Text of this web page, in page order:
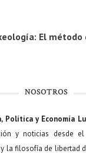
El método
NOSOTROS
Política y Economía
y noticias desde
la filosofía de libertad